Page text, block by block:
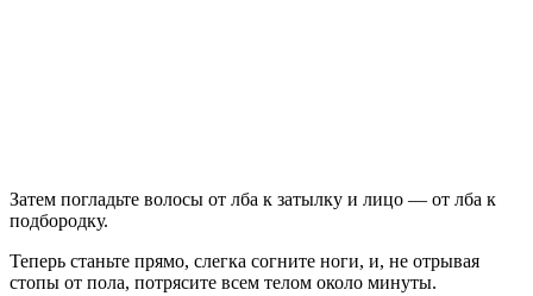
Затем погладьте волосы от лба к затылку и лицо — от лба к
подбородку.
Теперь станьте прямо, слегка согните ноги, и, не отрывая
стопы от пола, потрясите всем телом около минуты.